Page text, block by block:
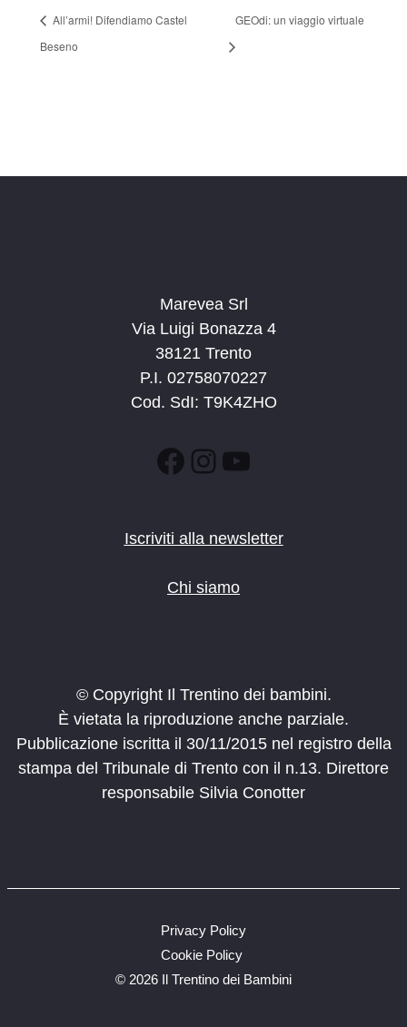
All’armi! Difendiamo Castel
Beseno
GEOdi: un viaggio virtuale
Marevea Srl
Via Luigi Bonazza 4
38121 Trento
P.I. 02758070227
Cod. SdI: T9K4ZHO
Facebook
Instagram
YouTube
Iscriviti alla newsletter
Chi siamo
© Copyright Il Trentino dei bambini.
È vietata la riproduzione anche parziale.
Pubblicazione iscritta il 30/11/2015 nel registro della
stampa del Tribunale di Trento con il n.13. Direttore
responsabile Silvia Conotter
© 2026 Il Trentino dei Bambini
Privacy Policy
Cookie Policy